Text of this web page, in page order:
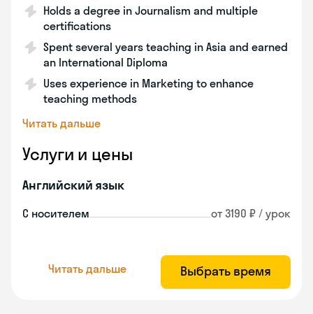
Holds a degree in Journalism and multiple
certifications
Spent several years teaching in Asia and earned
an International Diploma
Uses experience in Marketing to enhance
teaching methods
Читать дальше
Услуги и цены
Английский язык
С носителем от 3190 ₽ / урок
Читать дальше Выбрать время